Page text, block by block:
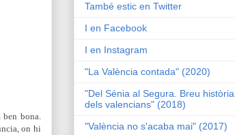
ben bona.
on hi
També estic en Twitter
I en Facebook
I en Instagram
"La València contada" (2020)
"Del Sénia al Segura. Breu història
dels valencians" (2018)
"València no s'acaba mai" (2017)